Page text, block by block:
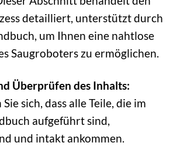
detailliert, unterstützt durch
um Ihnen eine nahtlose
Saugroboters zu ermöglichen.
Überprüfen des Inhalts:
sich, dass alle Teile, die im
aufgeführt sind,
und intakt ankommen.